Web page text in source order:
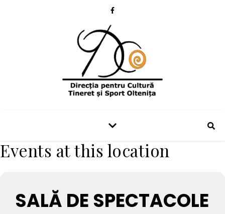
Events at this location
SALĂ DE SPECTACOLE